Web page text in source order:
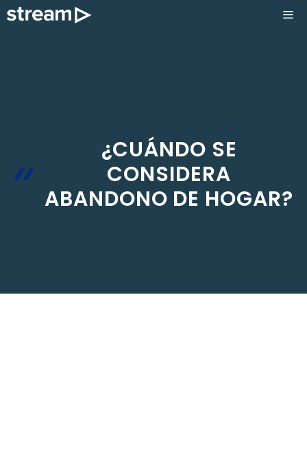
Saltar
¿CUÁNDO SE
CONSIDERA
ABANDONO DE HOGAR?